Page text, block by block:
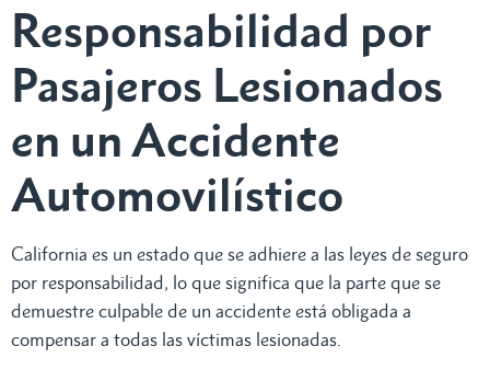
Responsabilidad por
Pasajeros Lesionados
en un Accidente
Automovilístico
California es un estado que se adhiere a las leyes de seguro
por responsabilidad, lo que significa que la parte que se
demuestre culpable de un accidente está obligada a
compensar a todas las víctimas lesionadas.